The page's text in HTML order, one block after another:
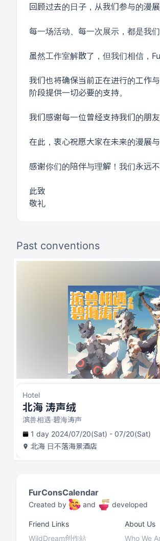
回顾过去的日子，从我们参与的漫
每一场活动、每一次展示，都是我
虽然工作室解散了，但我们相信，
我们也将确保当前正在进行的工作
阶段提供一切必要的支持。
我们感谢每一位曾经支持我们的朋
在此，衷心祝愿大家在未来的漫展
感谢你们的陪伴与理解！我们永远
此致
敬礼
Past conventions
Hotel
北海 涛声绒
滨兽相遇·碧海涛声
1 day 2024/07/20(Sat) - 07/20(Sat)
北海 日不落海景酒店
FurConsCalendar
Created by and developed
Friend Links
WildDream创作站
About Us
Who We